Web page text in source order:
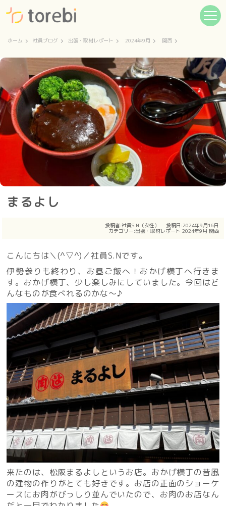
ホーム 社員ブログ 出張・取材レポート 2024年9月 関西
まるよし
投稿者:社員S.N（女性） 投稿日:2024年9月16日
カテゴリー:出張・取材レポート 2024年9月 関西
こんにちは＼(^▽^)／社員S.Nです。
伊勢参りも終わり、お昼ご飯へ！おかげ横丁へ行きま
す。おかげ横丁、少し楽しみにしていました。今回はど
んなものが食べれるのかな〜♪
来たのは、松阪まるよしというお店。おかげ横丁の昔風
の建物の作りがとても好きです。お店の正面のショーケ
ースにお肉がびっしり並んでいたので、お肉のお店なん